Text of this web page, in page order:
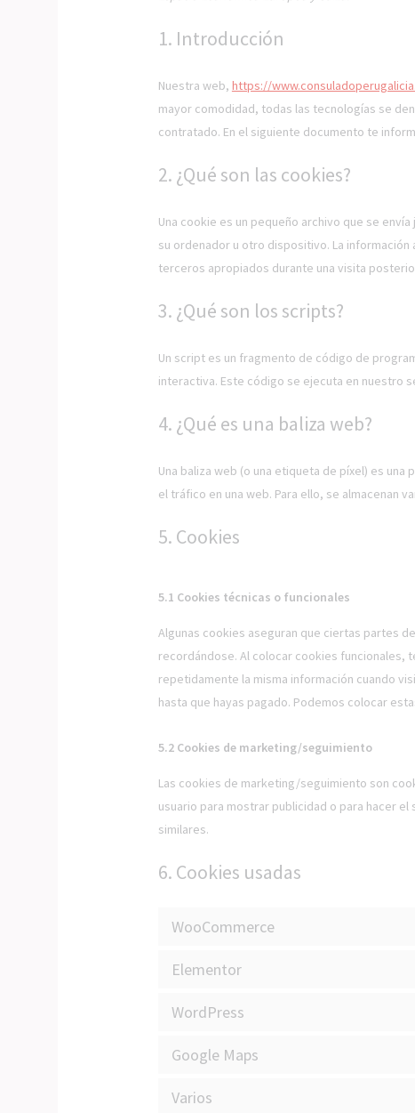
1. Introducción
Nuestra web, https://
mayor comodidad, todas las tecnologías se
contratado. En el siguiente documento te
2. ¿Qué son las cookies?
Una cookie es un pequeño archivo que se
su ordenador u otro dispositivo. La
terceros apropiados durante una visita
3. ¿Qué son los scripts?
Un script es un fragmento de código de
interactiva. Este código se ejecuta en nuestro
4. ¿Qué es una baliza web?
Una baliza web (o una etiqueta de píxel) es
el tráfico en una web. Para ello, se almacenan
5. Cookies
5.1 Cookies técnicas o funcionales
Algunas cookies aseguran que ciertas partes
recordándose. Al colocar cookies funcionales,
repetidamente la misma información cuando
hasta que hayas pagado. Podemos colocar
5.2 Cookies de marketing/seguimiento
Las cookies de marketing/seguimiento son
usuario para mostrar publicidad o para hacer
similares.
6. Cookies usadas
WooCommerce
Elementor
WordPress
Google Maps
Varios